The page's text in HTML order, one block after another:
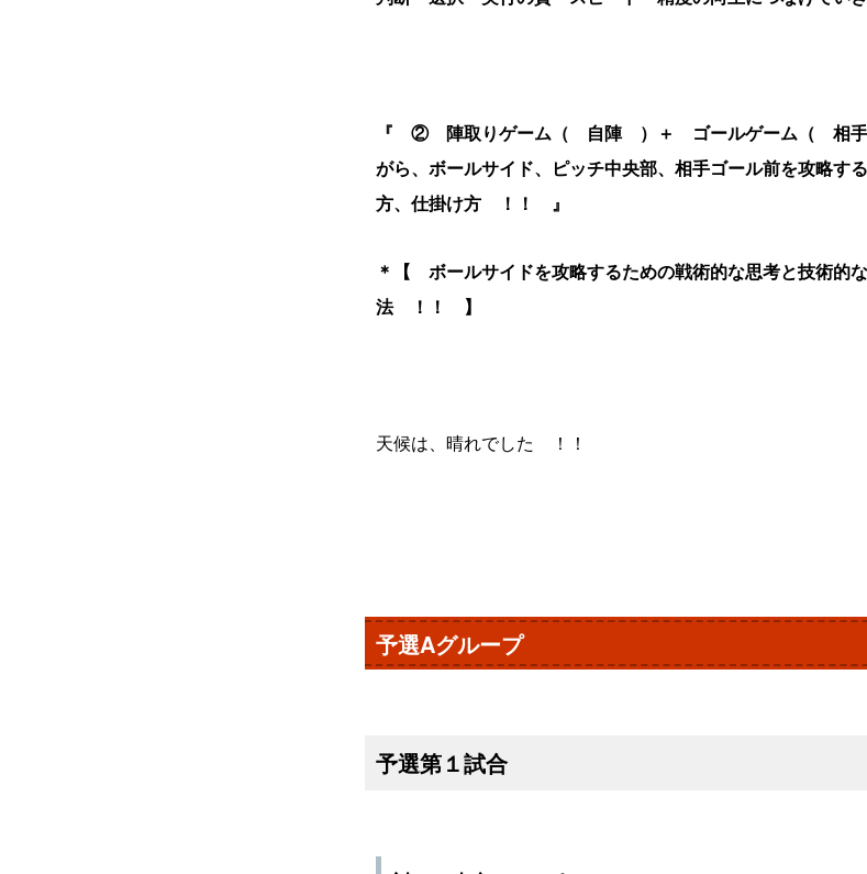
『 ② 陣取りゲーム（ 自陣 ）＋ ゴールゲーム（ 相手
がら、ボールサイド、ピッチ中央部、相手ゴール前を攻略す
方、仕掛け方 ！！ 』
＊【 ボールサイドを攻略するための戦術的な思考と技術的
法 ！！ 】
天候は、晴れでした ！！
予選Aグループ
予選第１試合